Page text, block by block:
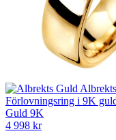
Förlovningsring i 9K
Guld 9K
4 998 kr